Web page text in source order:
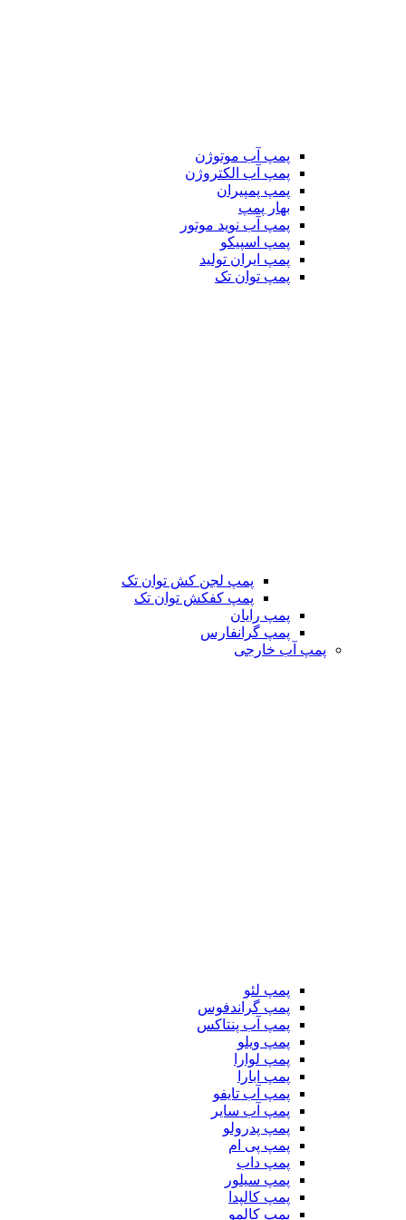
پمپ آب موتوژن
پمپ آب الکتروژن
پمپ پمپیران
بهار پمپ
پمپ آب نوید موتور
پمپ اسپیکو
پمپ ایران تولید
پمپ توان تک
پمپ لجن کش توان تک
پمپ کفکش توان تک
پمپ رایان
پمپ گرانفارس
پمپ آب خارجی
پمپ لئو
پمپ گراندفوس
پمپ آب پنتاکس
پمپ ویلو
پمپ لوارا
پمپ ابارا
پمپ آب تایفو
پمپ آب سایر
پمپ پدرولو
پمپ پی ام
پمپ داب
پمپ سیلور
پمپ کالپدا
پمپ کالمو